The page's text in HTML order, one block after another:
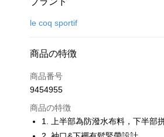
クレジットカード1回払い
Apple Pay
JKOPAY
le coq sportif
商品の特徴
商品番号
9454955
商品の特徴
1. 上半部為防潑水布料，下半部